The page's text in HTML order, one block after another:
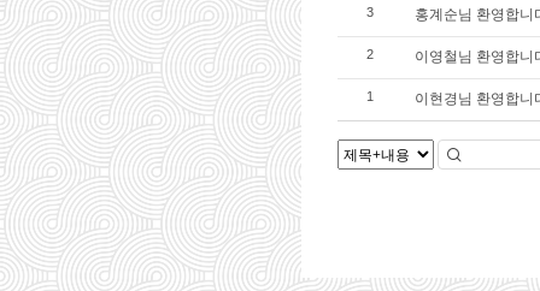
3 홍계순님 환영합
2 이영철님 환영합
1 이현경님 환영합